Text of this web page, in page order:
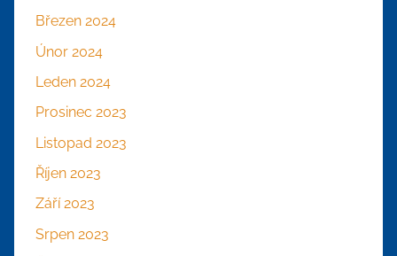
Březen 2024
Únor 2024
Leden 2024
Prosinec 2023
Listopad 2023
Říjen 2023
Září 2023
Srpen 2023